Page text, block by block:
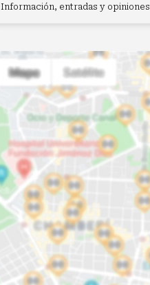
Información, entradas y opiniones